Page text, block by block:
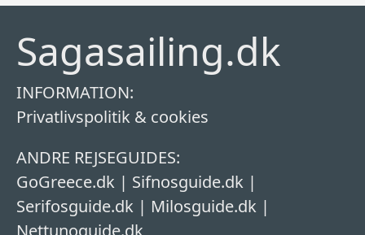
Sagasailing.dk
INFORMATION:
Privatlivspolitik & cookies
ANDRE REJSEGUIDES:
GoGreece.dk | Sifnosguide.dk |
Serifosguide.dk | Milosguide.dk |